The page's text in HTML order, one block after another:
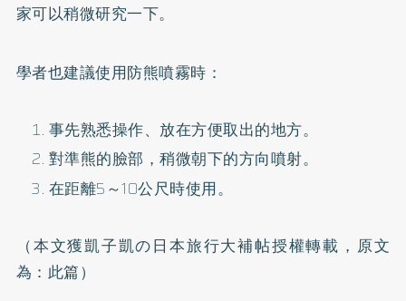
家可以稍微研究一下。
學者也建議使用防熊噴霧時：
事先熟悉操作、放在方便取出的地方。
對準熊的臉部，稍微朝下的方向噴射。
在距離5～10公尺時使用。
（本文獲凱子凱の日本旅行大補帖授權轉載，原文
為： 此篇）